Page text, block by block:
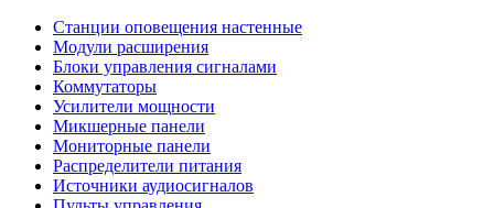
Станции оповещения настенные
Модули расширения
Блоки управления сигналами
Коммутаторы
Усилители мощности
Микшерные панели
Мониторные панели
Распределители питания
Источники аудиосигналов